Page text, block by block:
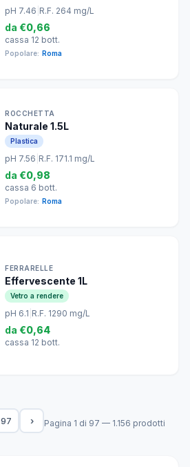
pH 7.46 R.F. 264 mg/L
da €0,66
cassa 12 bott.
Popolare: Roma
ROCCHETTA
Naturale 1.5L
Plastica
pH 7.56 R.F. 171.1 mg/L
da €0,98
cassa 6 bott.
Popolare: Roma
FERRARELLE
Effervescente 1L
Vetro a rendere
pH 6.1 R.F. 1290 mg/L
da €0,64
cassa 12 bott.
97 › Pagina 1 di 97 — 1.156 prodotti